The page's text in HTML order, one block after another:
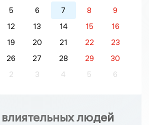
5 6 7 8
9
12 13 14 15
16
19 20 21 22
23
26 27 28 29
30
2 3 4 5 6
людей